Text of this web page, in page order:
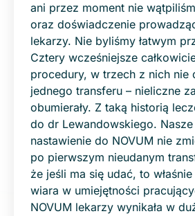
ani przez moment nie
oraz doświadczenie
lekarzy. Nie byliśmy łatwym
Cztery wcześniejsze
procedury, w trzech z nich nie
jednego transferu – nieliczne
obumierały. Z taką historią
do dr Lewandowskiego.
nastawienie do NOVUM nie
po pierwszym nieudanym
że jeśli ma się udać, to
wiara w umiejętności
NOVUM lekarzy wynikała w